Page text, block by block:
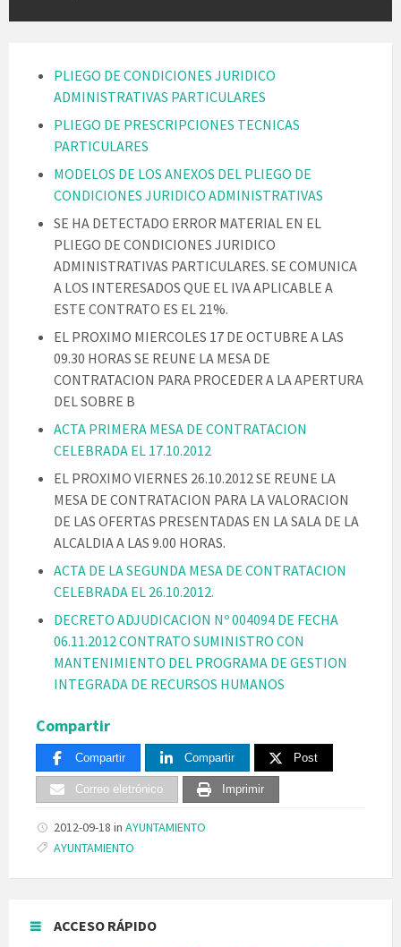
PLIEGO DE CONDICIONES JURIDICO
ADMINISTRATIVAS PARTICULARES
PLIEGO DE PRESCRIPCIONES TECNICAS
PARTICULARES
MODELOS DE LOS ANEXOS DEL PLIEGO DE
CONDICIONES JURIDICO ADMINISTRATIVAS
SE HA DETECTADO ERROR MATERIAL EN EL
PLIEGO DE CONDICIONES JURIDICO
ADMINISTRATIVAS PARTICULARES. SE COMUNICA
A LOS INTERESADOS QUE EL IVA APLICABLE A
ESTE CONTRATO ES EL 21%.
EL PROXIMO MIERCOLES 17 DE OCTUBRE A LAS
09.30 HORAS SE REUNE LA MESA DE
CONTRATACION PARA PROCEDER A LA APERTURA
DEL SOBRE B
ACTA PRIMERA MESA DE CONTRATACION
CELEBRADA EL 17.10.2012
EL PROXIMO VIERNES 26.10.2012 SE REUNE LA
MESA DE CONTRATACION PARA LA VALORACION
DE LAS OFERTAS PRESENTADAS EN LA SALA DE LA
ALCALDIA A LAS 9.00 HORAS.
ACTA DE LA SEGUNDA MESA DE CONTRATACION
CELEBRADA EL 26.10.2012.
DECRETO ADJUDICACION Nº 004094 DE FECHA
06.11.2012 CONTRATO SUMINISTRO CON
MANTENIMIENTO DEL PROGRAMA DE GESTION
INTEGRADA DE RECURSOS HUMANOS
Compartir
Compartir Compartir Post
Correo eletrónico Imprimir
2012-09-18 in AYUNTAMIENTO
Tags:
AYUNTAMIENTO
ACCESO RÁPIDO